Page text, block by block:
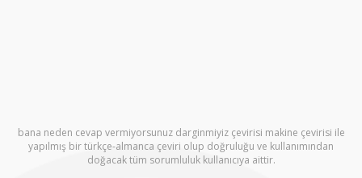
bana neden cevap vermiyorsunuz darginmiyiz çevirisi makine çevirisi ile
yapılmış bir türkçe-almanca çeviri olup doğruluğu ve kullanımından
doğacak tüm sorumluluk kullanıcıya aittir.